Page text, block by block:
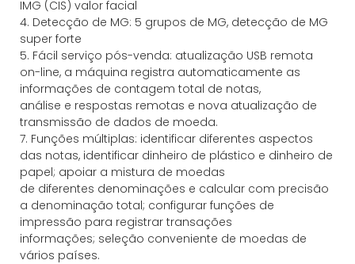
IMG (CIS) valor facial
4. Detecção de MG: 5 grupos de MG, detecção de MG
super forte
5. Fácil serviço pós-venda: atualização USB remota
on-line, a máquina registra automaticamente as
informações de contagem total de notas,
análise e respostas remotas e nova atualização de
transmissão de dados de moeda.
7. Funções múltiplas: identificar diferentes aspectos
das notas, identificar dinheiro de plástico e dinheiro de
papel; apoiar a mistura de moedas
de diferentes denominações e calcular com precisão
a denominação total; configurar funções de
impressão para registrar transações
informações; seleção conveniente de moedas de
vários países.